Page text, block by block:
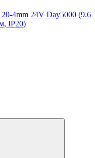
4mm 24V Day5000 (9.6
IP20)